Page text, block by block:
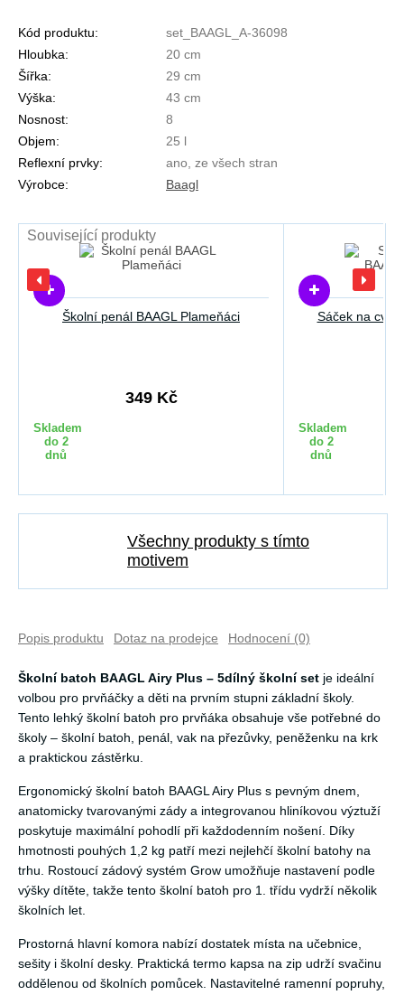
Kód produktu:
set_BAAGL_A-36098
Hloubka:
20 cm
Šířka:
29 cm
Výška:
43 cm
Nosnost:
8
Objem:
25 l
Reflexní prvky:
ano, ze všech stran
Výrobce:
Baagl
Související produkty
Školní penál BAAGL Plameňáci
349 Kč
Skladem
do 2
dnů
Sáček na
Skladem
do 2
dnů
Všechny produkty s tímto
motivem
Popis produktu Dotaz na prodejce Hodnocení (0)
Školní batoh BAAGL Airy Plus – 5dílný školní set je ideální
volbou pro prvňáčky a děti na prvním stupni základní školy.
Tento lehký školní batoh pro prvňáka obsahuje vše potřebné do
školy – školní batoh, penál, vak na přezůvky, peněženku na krk
a praktickou zástěrku.
Ergonomický školní batoh BAAGL Airy Plus s pevným dnem,
anatomicky tvarovanými zády a integrovanou hliníkovou výztuží
poskytuje maximální pohodlí při každodenním nošení. Díky
hmotnosti pouhých 1,2 kg patří mezi nejlehčí školní batohy na
trhu. Rostoucí zádový systém Grow umožňuje nastavení podle
výšky dítěte, takže tento školní batoh pro 1. třídu vydrží několik
školních let.
Prostorná hlavní komora nabízí dostatek místa na učebnice,
sešity i školní desky. Praktická termo kapsa na zip udrží svačinu
oddělenou od školních pomůcek. Nastavitelné ramenní popruhy,